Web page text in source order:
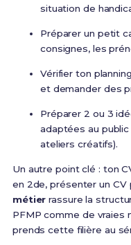
situation de
Préparer un petit
consignes, les
Vérifier ton
et demander des
Préparer 2 ou 3
adaptées au
ateliers créatifs).
Un autre point clé : ton
en 2de, présenter un
métier rassure la
PFMP comme de vraies
prends cette filière au